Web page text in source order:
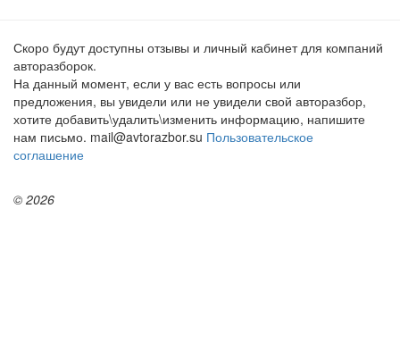
Скоро будут доступны отзывы и личный кабинет для компаний
авторазборок.
На данный момент, если у вас есть вопросы или
предложения, вы увидели или не увидели свой авторазбор,
хотите добавить\удалить\изменить информацию, напишите
нам письмо. mail@avtorazbor.su Пользовательское
соглашение
© 2026